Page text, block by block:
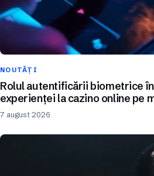
NOUTĂȚI
Rolul autentificării biometrice
experienței la cazino online pe
7 august 2026